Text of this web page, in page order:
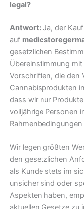
legal?
Antwort: Ja, der
auf
gesetzlichen
Übereinstimmung
Vorschriften, die den
Cannabisprodukten
dass wir nur
volljährige Personen
Wir legen größten
den gesetzlichen
als Kunde stets im
unsicher sind oder
Aspekten haben,
aktuellen Gesetze zu